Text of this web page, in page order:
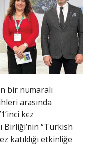
bir numaralı
arasında
kez
Birliği’nin “Turkish
katıldığı etkinliğe